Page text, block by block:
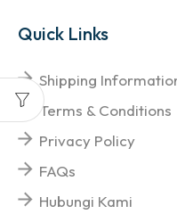
Quick Links
Shipping
Terms & Conditions
Privacy Policy
FAQs
Hubungi Kami